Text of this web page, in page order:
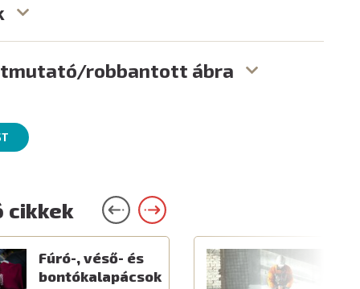
robbantott ábra
cikkek
Fúró-, véső- és
bontókalapácsok